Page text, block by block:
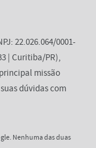
22.026.064/0001-
| Curitiba/PR),
missão
dúvidas com
Nenhuma das duas